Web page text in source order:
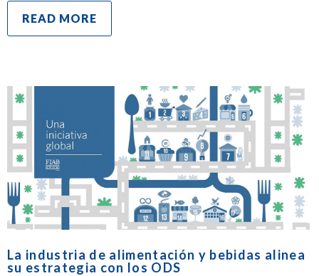
READ MORE
La industria de alimentación y bebidas alinea
su estrategia con los ODS